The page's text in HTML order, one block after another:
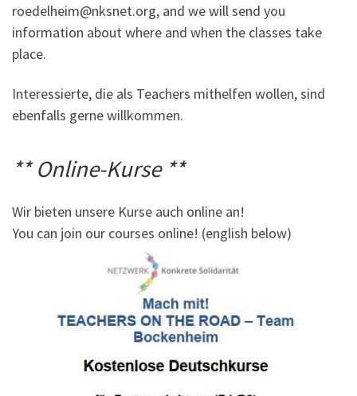
roedelheim@nksnet.org, and we will send you
information about where and when the classes take
place.
Interessierte, die als Teachers mithelfen wollen, sind
ebenfalls gerne willkommen.
** Online-Kurse **
Wir bieten unsere Kurse auch online an!
You can join our courses online! (english below)